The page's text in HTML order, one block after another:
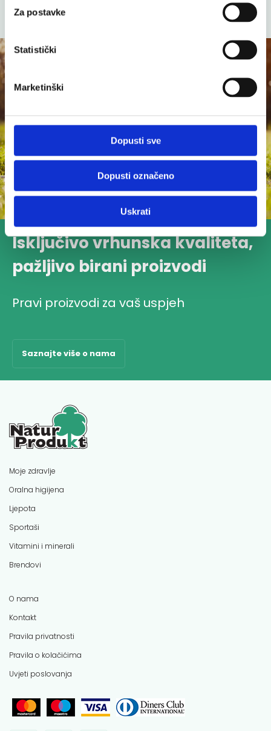
Za postavke
Statistički
Marketinški
Dopusti sve
Dopusti označeno
Uskrati
Isključivo vrhunska kvaliteta,
pažljivo birani proizvodi
Pravi proizvodi za vaš uspjeh
Saznajte više o nama
Moje zdravlje
Oralna higijena
Ljepota
Sportaši
Vitamini i minerali
Brendovi
O nama
Kontakt
Pravila privatnosti
Pravila o kolačićima
Uvjeti poslovanja